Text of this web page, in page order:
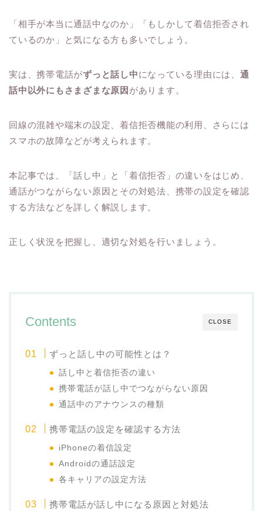
「相手が本当に通話中なのか」「もしかして着信拒否され
ているのか」と気になる方も多いでしょう。
実は、携帯電話がずっと話し中になっている理由には、通
話中以外にもさまざまな原因 があります。
回線の混雑や端末の設定、着信拒否機能の利用、さらには
スマホの故障などが考えられます。
本記事では、「話し中」と「着信拒否」の違いをはじめ、
通話がつながらない原因とその対処法、携帯の設定を確認
する方法などを詳しく解説します。
正しく状況を把握し、適切な対処を行いましょう。
CLOSE
Contents
ずっと話し中の可能性とは？
話し中と着信拒否の違い
携帯電話が話し中でつながらない原因
通話中のアナウンスの種類
携帯電話の設定を確認する方法
iPhoneの着信設定
Androidの通話設定
各キャリアの設定方法
携帯電話が話し中になる原因と対処法